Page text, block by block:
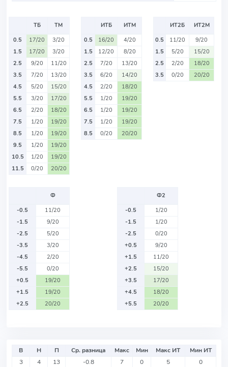
ТБ
ТМ
0.5
17/20
3/20
1.5
17/20
3/20
2.5
9/20
11/20
3.5
7/20
13/20
4.5
5/20
15/20
5.5
3/20
17/20
6.5
2/20
18/20
7.5
1/20
19/20
8.5
1/20
19/20
9.5
1/20
19/20
10.5
1/20
19/20
11.5
0/20 20/20
ИТБ
ИТМ
0.5
16/20
4/20
1.5
12/20
8/20
2.5
7/20
13/20
3.5
6/20
14/20
4.5
2/20
18/20
5.5
1/20
19/20
6.5
1/20
19/20
7.5
1/20
19/20
8.5
0/20 20/20
ИТ2Б
ИТ2М
0.5
11/20
9/20
1.5
5/20
15/20
2.5
2/20
18/20
3.5
0/20 20/20
Ф
-0.5
11/20
-1.5
9/20
-2.5
5/20
-3.5
3/20
-4.5
2/20
-5.5
0/20
+0.5
19/20
+1.5
19/20
+2.5
20/20
Ф2
-0.5
1/20
-1.5
1/20
-2.5
0/20
+0.5
9/20
+1.5
11/20
+2.5
15/20
+3.5
17/20
+4.5
18/20
+5.5
20/20
В Н П Ср. разница Макс Мин Макс ИТ
Мин ИТ
3
4 13 -0.8 7 0 5 0